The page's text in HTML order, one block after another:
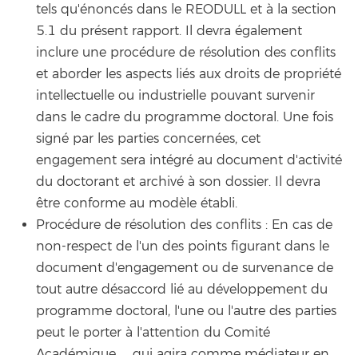
tels qu'énoncés dans le REODULL et à la section
5.1 du présent rapport. Il devra également
inclure une procédure de résolution des conflits
et aborder les aspects liés aux droits de propriété
intellectuelle ou industrielle pouvant survenir
dans le cadre du programme doctoral. Une fois
signé par les parties concernées, cet
engagement sera intégré au document d'activité
du doctorant et archivé à son dossier. Il devra
être conforme au modèle établi.
Procédure de résolution des conflits : En cas de
non-respect de l'un des points figurant dans le
document d'engagement ou de survenance de
tout autre désaccord lié au développement du
programme doctoral, l'une ou l'autre des parties
peut le porter à l'attention du Comité